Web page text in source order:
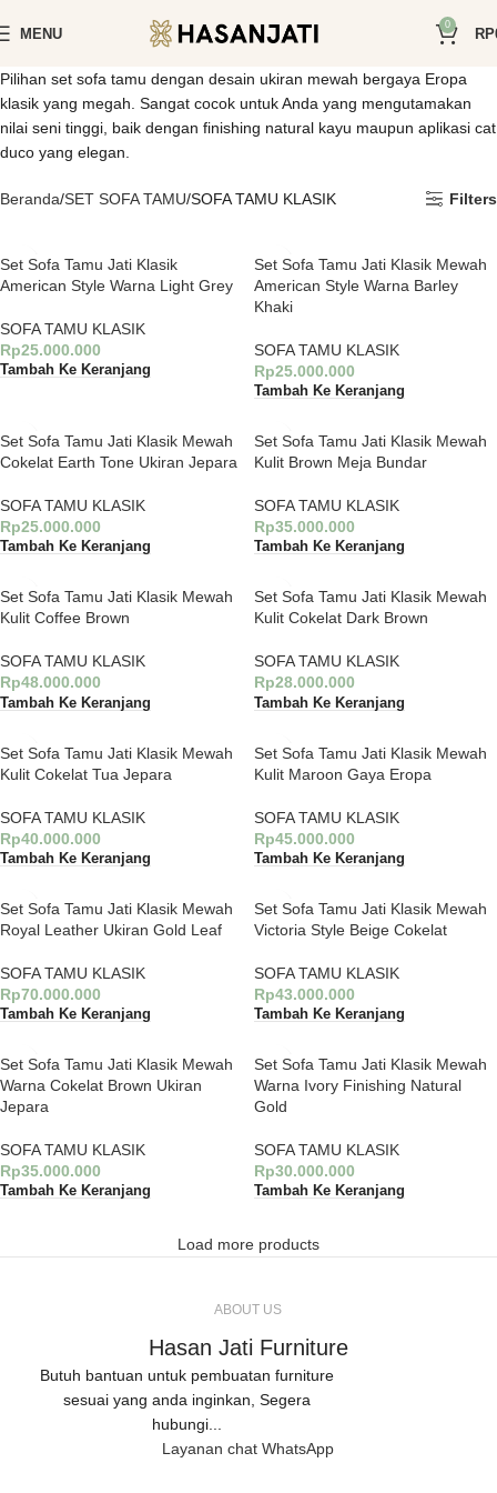
MENU
0
RP
Pilihan set sofa tamu dengan desain ukiran mewah bergaya Eropa
klasik yang megah. Sangat cocok untuk Anda yang mengutamakan
nilai seni tinggi, baik dengan finishing natural kayu maupun aplikasi cat
duco yang elegan.
Beranda SET SOFA TAMU SOFA TAMU KLASIK Filters
Set Sofa Tamu Jati Klasik
American Style Warna Light Grey
SOFA TAMU KLASIK
Rp25.000.000
Tambah Ke Keranjang
Set Sofa Tamu Jati Klasik Mewah
American Style Warna Barley
Khaki
SOFA TAMU KLASIK
Rp25.000.000
Tambah Ke Keranjang
Set Sofa Tamu Jati Klasik Mewah
Cokelat Earth Tone Ukiran Jepara
SOFA TAMU KLASIK
Rp25.000.000
Tambah Ke Keranjang
Set Sofa Tamu Jati Klasik Mewah
Kulit Brown Meja Bundar
SOFA TAMU KLASIK
Rp35.000.000
Tambah Ke Keranjang
Set Sofa Tamu Jati Klasik Mewah
Kulit Coffee Brown
SOFA TAMU KLASIK
Rp48.000.000
Tambah Ke Keranjang
Set Sofa Tamu Jati Klasik Mewah
Kulit Cokelat Dark Brown
SOFA TAMU KLASIK
Rp28.000.000
Tambah Ke Keranjang
Set Sofa Tamu Jati Klasik Mewah
Kulit Cokelat Tua Jepara
SOFA TAMU KLASIK
Rp40.000.000
Tambah Ke Keranjang
Set Sofa Tamu Jati Klasik Mewah
Kulit Maroon Gaya Eropa
SOFA TAMU KLASIK
Rp45.000.000
Tambah Ke Keranjang
Set Sofa Tamu Jati Klasik Mewah
Royal Leather Ukiran Gold Leaf
SOFA TAMU KLASIK
Rp70.000.000
Tambah Ke Keranjang
Set Sofa Tamu Jati Klasik Mewah
Victoria Style Beige Cokelat
SOFA TAMU KLASIK
Rp43.000.000
Tambah Ke Keranjang
Set Sofa Tamu Jati Klasik Mewah
Warna Cokelat Brown Ukiran
Jepara
SOFA TAMU KLASIK
Rp35.000.000
Tambah Ke Keranjang
Set Sofa Tamu Jati Klasik Mewah
Warna Ivory Finishing Natural
Gold
SOFA TAMU KLASIK
Rp30.000.000
Tambah Ke Keranjang
Load more products
ABOUT US
Hasan Jati Furniture
Butuh bantuan untuk pembuatan furniture
sesuai yang anda inginkan, Segera
hubungi...
Layanan chat WhatsApp